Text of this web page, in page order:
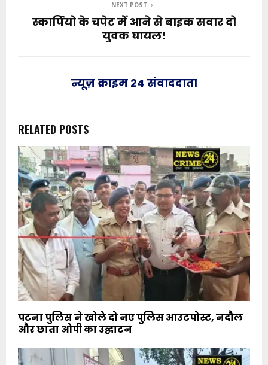
NEXT POST
स्कार्पियो के चपेट में आने से बाइक सवार दो
युवक घायल!
न्यूज़ क्राइम 24 संवाददाता
RELATED POSTS
पटना पुलिस ने खोले दो नए पुलिस आउटपोस्ट, नदौल
और छाता ओपी का उद्घाटन